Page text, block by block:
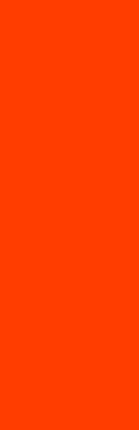
les
de